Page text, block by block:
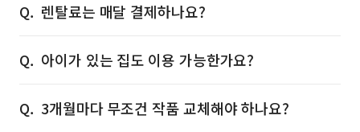
렌탈료는 매달 결제하나요?
아이가 있는 집도 이용 가능한가요?
3개월마다 무조건 작품 교체해야 하나요?